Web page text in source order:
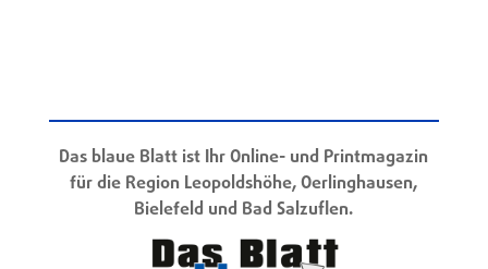
Das blaue Blatt ist Ihr Online- und Printmagazin
für die Region Leopoldshöhe, Oerlinghausen,
Bielefeld und Bad Salzuflen.